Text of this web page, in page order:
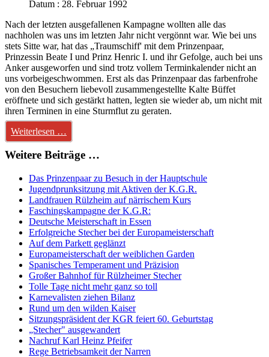
Datum : 28. Februar 1992
Nach der letzten ausgefallenen Kampagne wollten alle das
nachholen was uns im letzten Jahr nicht vergönnt war. Wie bei uns
stets Sitte war, hat das „Traumschiff' mit dem Prinzenpaar,
Prinzessin Beate I und Prinz Henric I. und ihr Gefolge, auch bei uns
Anker ausgeworfen und sind trotz vollem Terminkalender nicht an
uns vorbeigeschwommen. Erst als das Prinzenpaar das farbenfrohe
von den Besuchern liebevoll zusammengestellte Kalte Büffet
eröffnete und sich gestärkt hatten, legten sie wieder ab, um nicht mit
ihren Terminen in eine Sturmflut zu geraten.
Weiterlesen …
Weitere Beiträge …
Das Prinzenpaar zu Besuch in der Hauptschule
Jugendprunksitzung mit Aktiven der K.G.R.
Landfrauen Rülzheim auf närrischem Kurs
Faschingskampagne der K.G.R:
Deutsche Meisterschaft in Essen
Erfolgreiche Stecher bei der Europameisterschaft
Auf dem Parkett geglänzt
Europameisterschaft der weiblichen Garden
Spanisches Temperament und Präzision
Großer Bahnhof für Rülzheimer Stecher
Tolle Tage nicht mehr ganz so toll
Karnevalisten ziehen Bilanz
Rund um den wilden Kaiser
Sitzungspräsident der KGR feiert 60. Geburtstag
„Stecher" ausgewandert
Nachruf Karl Heinz Pfeifer
Rege Betriebsamkeit der Narren